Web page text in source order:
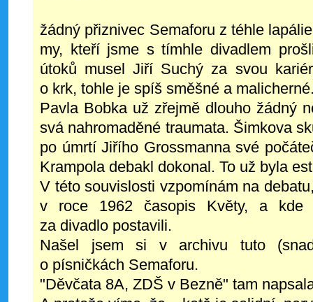
žádný přiznivec Semaforu z téhle
my, kteří jsme s tímhle divadlem
útoků musel Jiří Suchý za svou
o krk, tohle je spíš směšné a
Pavla Bobka už zřejmě dlouho žádný
svá nahromaděné traumata. Šimkova
po úmrtí Jiřího Grossmanna své
Krampola debakl dokonal. To už byla
V této souvislosti vzpomínám na
v roce 1962 časopis Květy, a kde
za divadlo postavili.
Našel jsem si v archivu tuto
o písničkách Semaforu.
"Děvčata 8A, ZDŠ v Bezně" tam